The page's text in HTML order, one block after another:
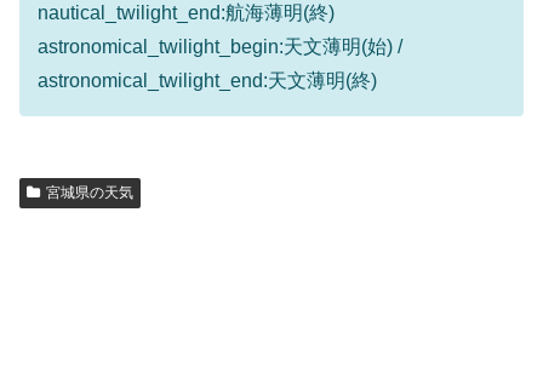
nautical_twilight_end:航海薄明(終)
astronomical_twilight_begin:天文薄明(始) /
astronomical_twilight_end:天文薄明(終)
宮城県の天気